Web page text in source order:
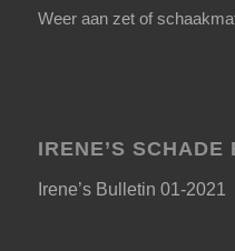
Weer aan zet of
IRENE’S SCHADE
Irene’s Bulletin 01-2021